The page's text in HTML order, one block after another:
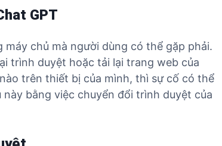
GPT
chủ mà người dùng có thể gặp phải.
trình duyệt hoặc tải lại trang web của
trên thiết bị của mình, thì sự cố có thể
bằng việc chuyển đổi trình duyệt của